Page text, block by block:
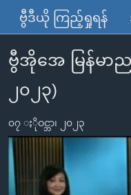
သည့်
Link
များ
ပင်မ
သို့
ကျော်
ကြည့်
မြန်မာ
ကမ္ဘာ့သတင်းများ
နိုင်ငံတကာ
အမေရိကန်
အစ္စရေး-ပါလက်စတိုင်း
ဗွီဒီယို
သတင်းလွတ်လပ်ခွင့်
ရပ်ဝန်းတခု လမ်းတခု အ
အင်္ဂလိပ်စာလေ့လာမယ်
မကြေးမုံရဲ့ အင်္ဂလိပ်စာ
အပတ်စဉ်ကဏ္ဍများ
ရေဒီယို
ရေဒီယိုနှင့်ရုပ်သံ အချက်အ
ဗွီဒီယို ကြည့်ရှုရန်
ဗွီအိုအေ မြန်မာည
၂၀၂၃)
၀၇ ႏိုဝင္ဘာ၊ ၂၀၂၃